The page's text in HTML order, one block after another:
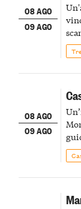
08 AGO
09 AGO
08 AGO
09 AGO